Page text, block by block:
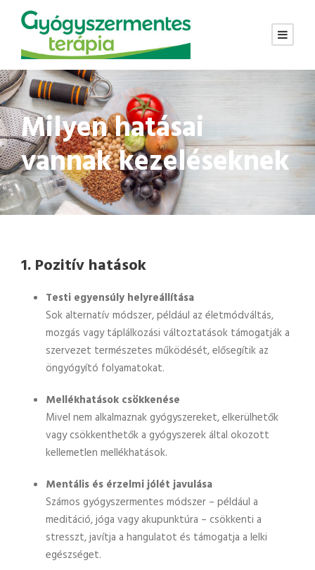
Milyen hatásai
vannak kezeléseknek
1. Pozitív hatások
Testi egyensúly helyreállítása
Sok alternatív módszer, például az életmódváltás,
mozgás vagy táplálkozási változtatások támogatják a
szervezet természetes működését, elősegítik az
öngyógyító folyamatokat.
Mellékhatások csökkenése
Mivel nem alkalmaznak gyógyszereket, elkerülhetők
vagy csökkenthetők a gyógyszerek által okozott
kellemetlen mellékhatások.
Mentális és érzelmi jólét javulása
Számos gyógyszermentes módszer – például a
meditáció, jóga vagy akupunktúra – csökkenti a
stresszt, javítja a hangulatot és támogatja a lelki
egészséget.